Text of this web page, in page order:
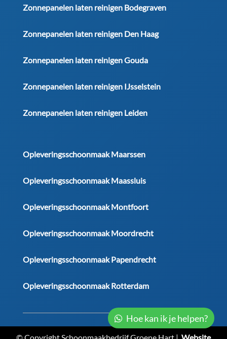
Zonnepanelen laten reinigen Bodegraven
Zonnepanelen laten reinigen Den Haag
Zonnepanelen laten reinigen Gouda
Zonnepanelen laten reinigen IJsselstein
Zonnepanelen laten reinigen Leiden
Opleveringsschoonmaak Maarssen
Opleveringsschoonmaak Maassluis
Opleveringsschoonmaak Montfoort
Opleveringsschoonmaak Moordrecht
Opleveringsschoonmaak Papendrecht
Opleveringsschoonmaak Rotterdam
Hoe kan ik je helpen?